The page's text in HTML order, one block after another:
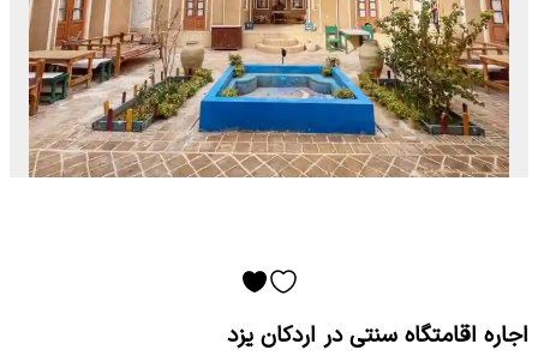
اجاره اقامتگاه سنتی در اردکان یزد